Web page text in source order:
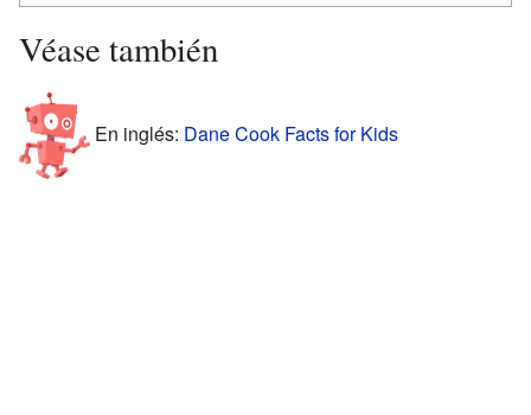
Véase también
En inglés: Dane Cook Facts for Kids